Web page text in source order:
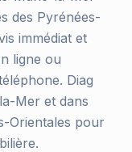
des Pyrénées-
immédiat et
ligne ou
Diag
Mer et dans
Orientales pour